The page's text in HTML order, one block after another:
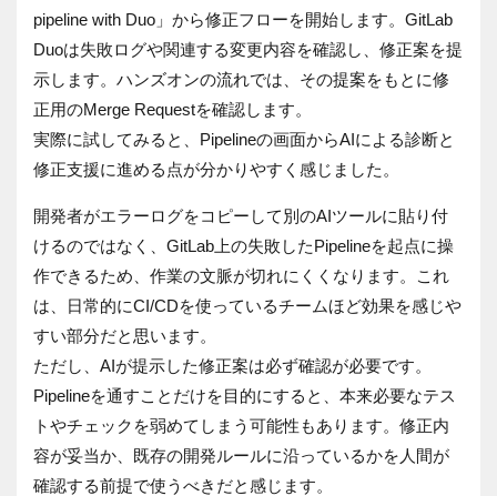
pipeline with Duo」から修正フローを開始します。GitLab
Duoは失敗ログや関連する変更内容を確認し、修正案を提
示します。ハンズオンの流れでは、その提案をもとに修
正用のMerge Requestを確認します。
実際に試してみると、Pipelineの画面からAIによる診断と
修正支援に進める点が分かりやすく感じました。
開発者がエラーログをコピーして別のAIツールに貼り付
けるのではなく、GitLab上の失敗したPipelineを起点に操
作できるため、作業の文脈が切れにくくなります。これ
は、日常的にCI/CDを使っているチームほど効果を感じや
すい部分だと思います。
ただし、AIが提示した修正案は必ず確認が必要です。
Pipelineを通すことだけを目的にすると、本来必要なテス
トやチェックを弱めてしまう可能性もあります。修正内
容が妥当か、既存の開発ルールに沿っているかを人間が
確認する前提で使うべきだと感じます。